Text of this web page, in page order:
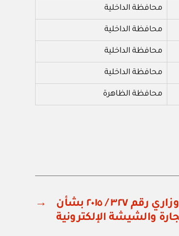
محافظة الداخلية
محافظة الداخلية
محافظة الداخلية
محافظة الداخلية
محافظة الظاهرة
→
وزارة التجارة والصناعة: قرار وزاري رقم ٣٢٧ / ٢٠١٥ بشأن
والشيشة الإلكترونية